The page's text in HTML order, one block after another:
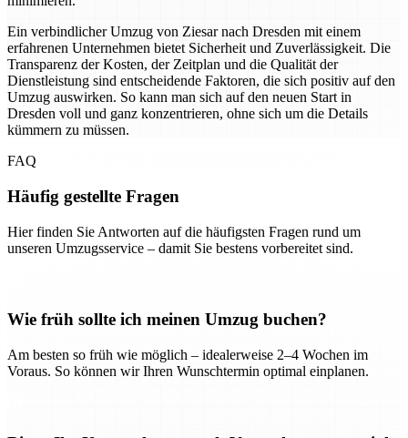
Ein verbindlicher Umzug von Ziesar nach Dresden mit einem
erfahrenen Unternehmen bietet Sicherheit und Zuverlässigkeit. Die
Transparenz der Kosten, der Zeitplan und die Qualität der
Dienstleistung sind entscheidende Faktoren, die sich positiv auf den
Umzug auswirken. So kann man sich auf den neuen Start in
Dresden voll und ganz konzentrieren, ohne sich um die Details
kümmern zu müssen.
FAQ
Häufig gestellte Fragen
Hier finden Sie Antworten auf die häufigsten Fragen rund um
unseren Umzugsservice – damit Sie bestens vorbereitet sind.
Wie früh sollte ich meinen Umzug buchen?
Am besten so früh wie möglich – idealerweise 2–4 Wochen im
Voraus. So können wir Ihren Wunschtermin optimal einplanen.